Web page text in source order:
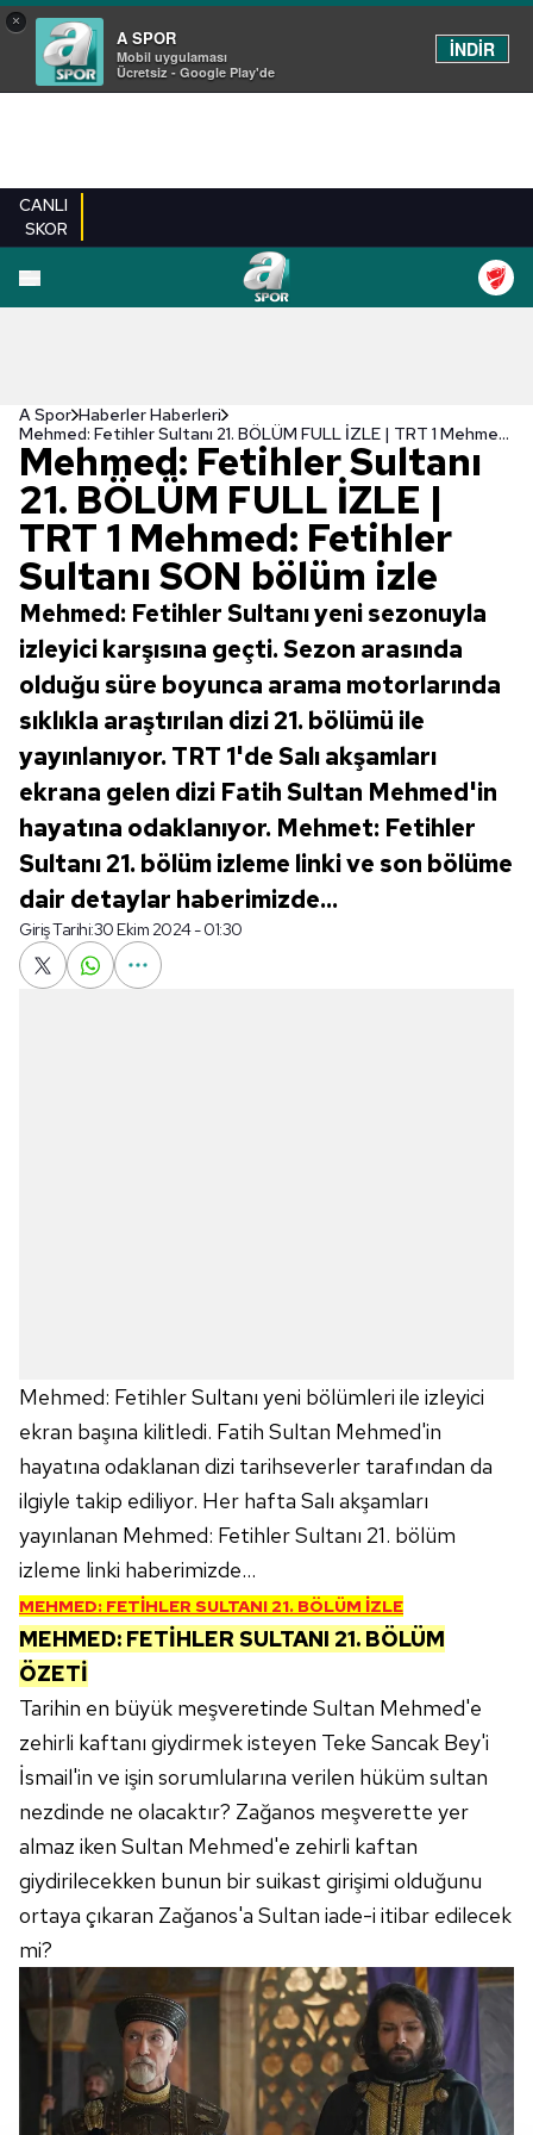
×
A SPOR
Mobil uygulaması
Ücretsiz - Google Play'de
İNDİR
CANLI
SKOR
A Spor Haberler Haberleri
Mehmed: Fetihler Sultanı 21. BÖLÜM FULL İZLE | TRT 1 Mehmed: Fetihler Sultanı SON bölüm izle
Mehmed: Fetihler Sultanı
21. BÖLÜM FULL İZLE |
TRT 1 Mehmed: Fetihler
Sultanı SON bölüm izle
Mehmed: Fetihler Sultanı yeni sezonuyla
izleyici karşısına geçti. Sezon arasında
olduğu süre boyunca arama motorlarında
sıklıkla araştırılan dizi 21. bölümü ile
yayınlanıyor. TRT 1'de Salı akşamları
ekrana gelen dizi Fatih Sultan Mehmed'in
hayatına odaklanıyor. Mehmet: Fetihler
Sultanı 21. bölüm izleme linki ve son bölüme
dair detaylar haberimizde...
Giriş Tarihi:30 Ekim 2024 - 01:30
Mehmed: Fetihler Sultanı yeni bölümleri ile izleyici
ekran başına kilitledi. Fatih Sultan Mehmed'in
hayatına odaklanan dizi tarihseverler tarafından da
ilgiyle takip ediliyor. Her hafta Salı akşamları
yayınlanan Mehmed: Fetihler Sultanı 21. bölüm
izleme linki haberimizde...
MEHMED: FETİHLER SULTANI 21. BÖLÜM İZLE
MEHMED: FETİHLER SULTANI 21. BÖLÜM
ÖZETİ
Tarihin en büyük meşveretinde Sultan Mehmed'e
zehirli kaftanı giydirmek isteyen Teke Sancak Bey'i
İsmail'in ve işin sorumlularına verilen hüküm sultan
nezdinde ne olacaktır? Zağanos meşverette yer
almaz iken Sultan Mehmed'e zehirli kaftan
giydirilecekken bunun bir suikast girişimi olduğunu
ortaya çıkaran Zağanos'a Sultan iade-i itibar edilecek
mi?